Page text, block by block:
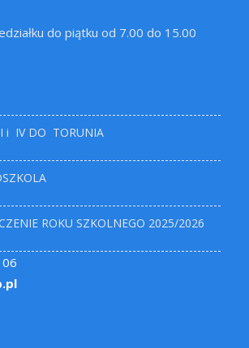
do piątku od 7.00 do 15.00
i IV DO TORUNIA
ROKU SZKOLNEGO 2025/2026